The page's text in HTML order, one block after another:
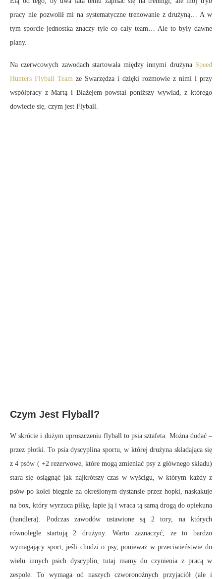
pracy nie pozwolił mi na systematyczne trenowanie z drużyną… A w
tym sporcie jednostka znaczy tyle co cały team… Ale to były dawne
plany.
Na czerwcowych zawodach startowała między innymi drużyna Speed
Hunters Flyball Team ze Swarzędza i dzięki rozmowie z nimi i przy
współpracy z Martą i Błażejem powstał poniższy wywiad, z którego
dowiecie się, czym jest Flyball.
Czym Jest Flyball?
W skrócie i dużym uproszczeniu flyball to psia sztafeta. Można dodać –
przez płotki. To psia dyscyplina sportu, w której drużyna składająca się
z 4 psów ( +2 rezerwowe, które mogą zmieniać psy z głównego składu)
stara się osiągnąć jak najkrótszy czas w wyścigu, w którym każdy z
psów po kolei biegnie na określonym dystansie przez hopki, naskakuje
na box, który wyrzuca piłkę, łapie ją i wraca tą samą drogą do opiekuna
(handlera). Podczas zawodów ustawione są 2 tory, na których
równolegle startują 2 drużyny. Warto zaznaczyć, że to bardzo
wymagający sport, jeśli chodzi o psy, ponieważ w przeciwieństwie do
wielu innych psich dyscyplin, tutaj mamy do czynienia z pracą w
zespole. To wymaga od naszych czworonożnych przyjaciół (ale i